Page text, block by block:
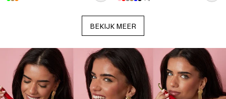
BEKIJK MEER